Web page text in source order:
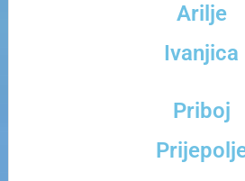
Arilje
Ivanjica
Priboj